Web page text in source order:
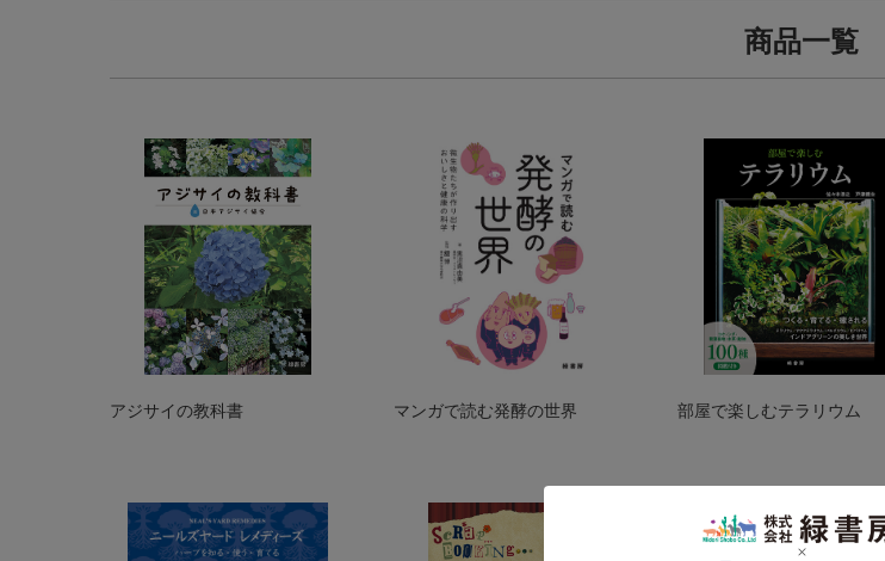
商品一覧
アジサイの教科書 マンガで読む発酵の世界 部屋で楽しむテラリウム